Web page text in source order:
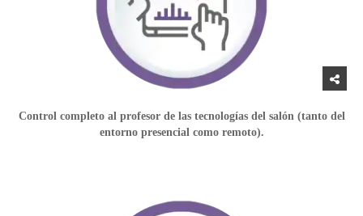
Control completo al profesor de las tecnologías del salón (tanto del
entorno presencial como remoto).